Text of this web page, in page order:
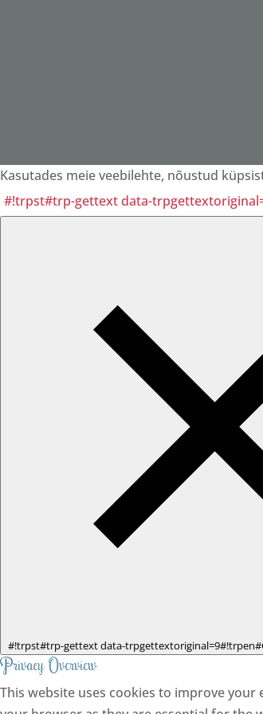
Kasutades meie veebilehte, nõustud
#!trpst#trp-gettext data-
#!trpst#trp-gettext data-
Privacy Overview
This website uses cookies to improve